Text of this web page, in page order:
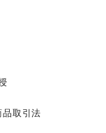
品取引法